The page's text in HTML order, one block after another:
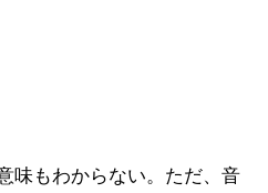
味もわからない。ただ、音